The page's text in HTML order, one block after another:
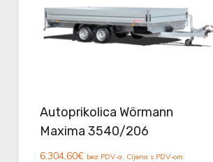
Autoprikolica Wörmann
Maxima 3540/206
6.304,60€ bez PDV-a. Cijena s PDV-om: